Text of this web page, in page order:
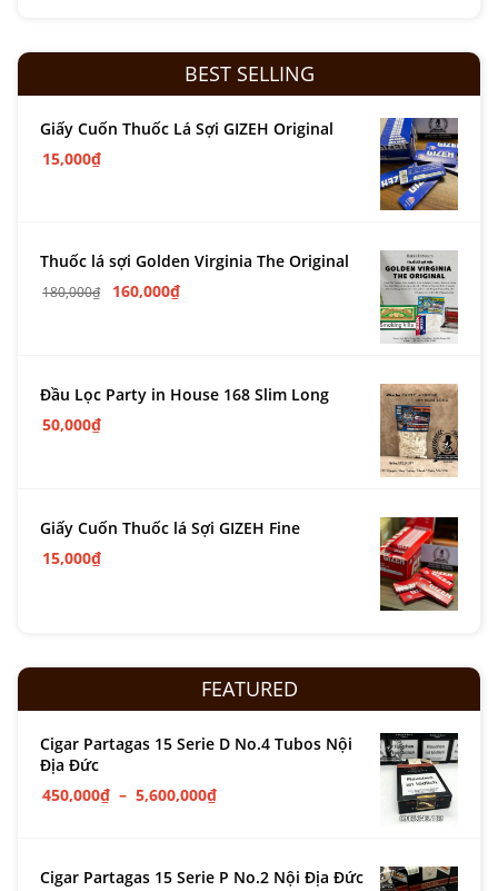
BEST SELLING
Giấy Cuốn Thuốc Lá Sợi GIZEH Original
15,000₫
Thuốc lá sợi Golden Virginia The Original
180,000₫ 160,000₫
Đầu Lọc Party in House 168 Slim Long
50,000₫
Giấy Cuốn Thuốc lá Sợi GIZEH Fine
15,000₫
FEATURED
Cigar Partagas 15 Serie D No.4 Tubos Nội
Địa Đức
450,000₫ – 5,600,000₫
Cigar Partagas 15 Serie P No.2 Nội Địa Đức